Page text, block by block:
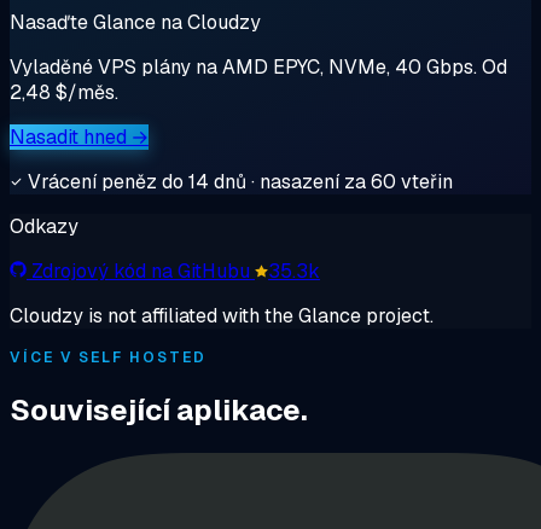
Nasaďte Glance na Cloudzy
Vyladěné VPS plány na AMD EPYC, NVMe, 40 Gbps. Od
2,48 $/měs.
Nasadit hned →
Vrácení peněz do 14 dnů · nasazení za 60 vteřin
Odkazy
Zdrojový kód na GitHubu
35.3k
Cloudzy is not affiliated with the Glance project.
VÍCE V SELF HOSTED
Související aplikace.